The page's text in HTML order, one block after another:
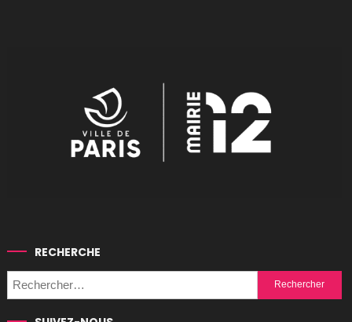
RECHERCHE
Rechercher :